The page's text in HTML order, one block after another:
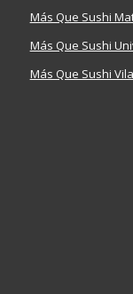
Más Que Sushi
Más Que Sushi
Más Que Sushi